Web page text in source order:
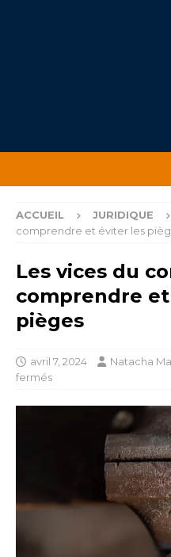
ACCUEIL JURIDIQUE
comprendre et éviter les
Les vices du
comprendre
pièges
avril 7, 2024 Natacha
fermés